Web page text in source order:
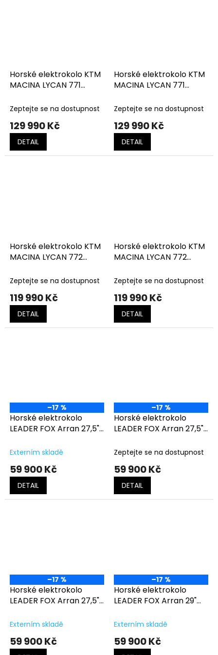
Horské elektrokolo KTM
MACINA LYCAN 771
orange)
Zeptejte se na dostupnost
129 990 Kč
DETAIL
Horské elektrokolo KTM
MACINA LYCAN 771
matt (black+white)
Zeptejte se na dostupnost
129 990 Kč
DETAIL
Horské elektrokolo KTM
MACINA LYCAN 772
matt
(black+white+coral)
Zeptejte se na dostupnost
119 990 Kč
DETAIL
Horské elektrokolo KTM
MACINA LYCAN 772
(black+blue)
Zeptejte se na dostupnost
119 990 Kč
DETAIL
–17 %
Horské elektrokolo
LEADER FOX Arran 27,5"
Externím skladě
59 900 Kč
DETAIL
–17 %
Horské elektrokolo
LEADER FOX Arran 27,5"
Zeptejte se na dostupnost
59 900 Kč
DETAIL
–17 %
Horské elektrokolo
LEADER FOX Arran 27,5"
Externím skladě
59 900 Kč
–17 %
Horské elektrokolo
LEADER FOX Arran 29"
Externím skladě
59 900 Kč